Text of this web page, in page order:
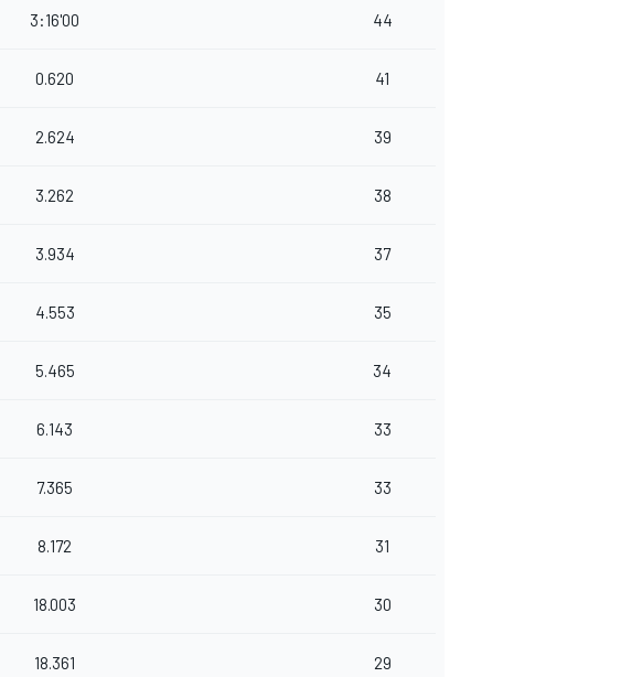
3:16'00 44
0.620 41
2.624 39
3.262 38
3.934 37
4.553 35
5.465 34
6.143 33
7.365 33
8.172 31
18.003 30
18.361 29